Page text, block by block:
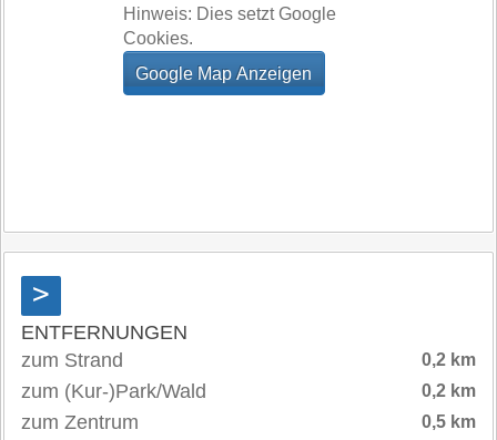
Hinweis: Dies setzt Google
Cookies.
>
ENTFERNUNGEN
zum Strand
0,2 km
zum (Kur-)Park/Wald 0,2 km
zum Zentrum 0,5 km